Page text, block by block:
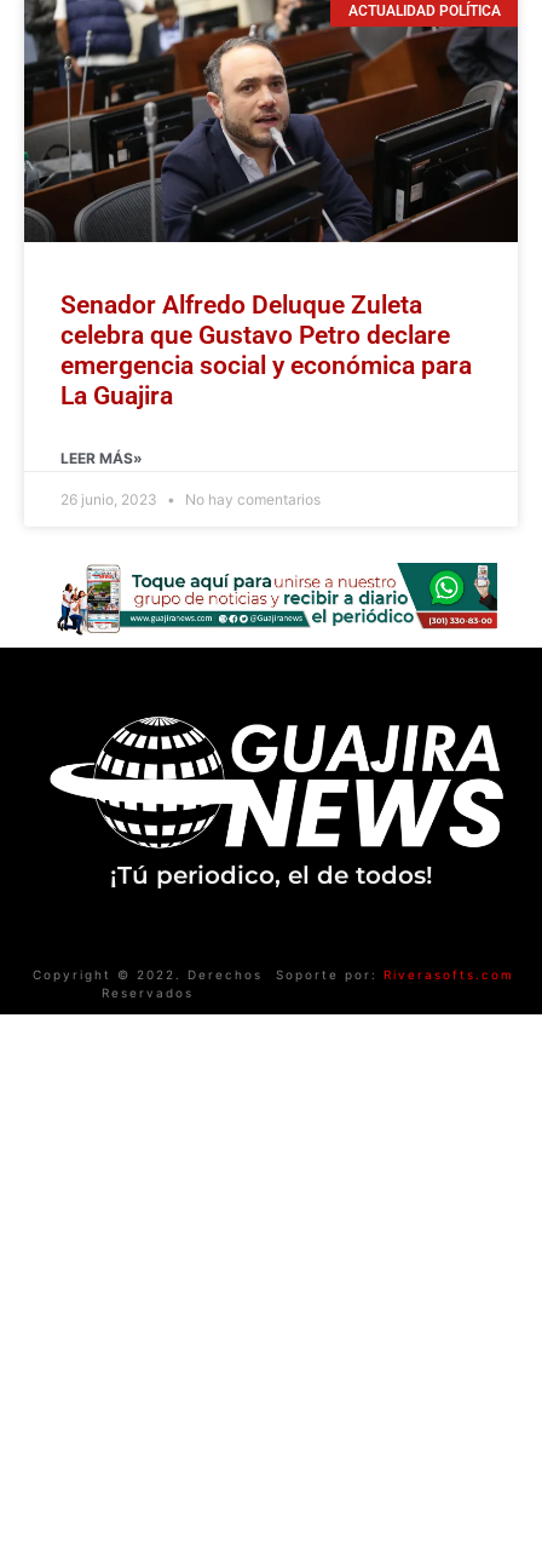
ACTUALIDAD POLÍTICA
Senador Alfredo Deluque Zuleta
celebra que Gustavo Petro declare
emergencia social y económica para
La Guajira
LEER MÁS»
26 junio, 2023 No hay comentarios
¡Tú periodico, el de todos!
Copyright © 2022. Derechos
Reservados
Soporte por: Riverasofts.com